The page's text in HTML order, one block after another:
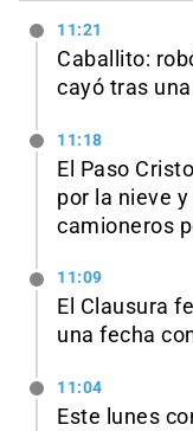
11:21
Caballito:
cayó tras
11:18
El Paso
por la nieve
camioneros
11:09
El Clausura
una fecha
11:04
Este lunes